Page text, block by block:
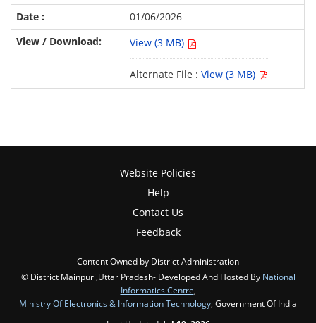
01/06/2026
View (3 MB)
Alternate File : View (3 MB)
Website Policies
Help
Contact Us
Feedback
Content Owned by District Administration
© District Mainpuri,Uttar Pradesh- Developed And Hosted By National
Informatics Centre,
Ministry Of Electronics & Information Technology, Government Of India